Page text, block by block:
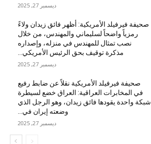
ديسمبر 27, 2025
صحيفة فيرفيلد الأمريكية: أظهر فائق زيدان ولاءً
رمزياً واضحاً لسليماني والمهندس، من خلال
نصب تمثال للمهندس في منزله، وإصداره
مذكرة توقيف بحق الرئيس الأمريكي...
ديسمبر 27, 2025
صحيفة فيرفيلد الأمريكية نقلاً عن ضابط رفيع
في المخابرات العراقية: العراق خضع لسيطرة
شبكة واحدة يقودها فائق زيدان، وهو الرجل الذي
وضعته إيران في...
ديسمبر 27, 2025